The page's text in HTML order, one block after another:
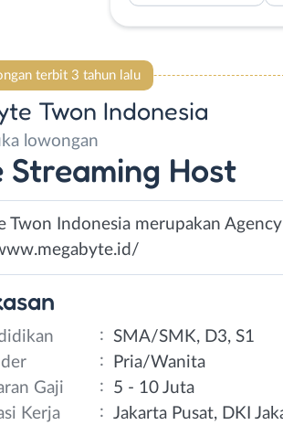
terbit 3 tahun lalu
Twon Indonesia
lowongan
Streaming Host
Twon Indonesia merupakan
: SMA/SMK, D3, S1
:
Pria/Wanita
Gaji
:
5 - 10 Juta
Kerja
: Jakarta Pusat, DKI